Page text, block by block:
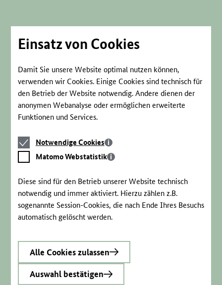
Einsatz von Cookies
Damit Sie unsere Website optimal nutzen können,
verwenden wir Cookies. Einige Cookies sind technisch für
den Betrieb der Website notwendig. Andere dienen der
anonymen Webanalyse oder ermöglichen erweiterte
Funktionen und Services.
Notwendige
Cookies
Notwendige Cookies
Matomo
Webstatistik
Matomo Webstatistik
Diese sind für den Betrieb unserer Website technisch
notwendig und immer aktiviert. Hierzu zählen z.B.
sogenannte Session-Cookies, die nach Ende Ihres Besuchs
automatisch gelöscht werden.
Alle Cookies zulassen
Auswahl bestätigen